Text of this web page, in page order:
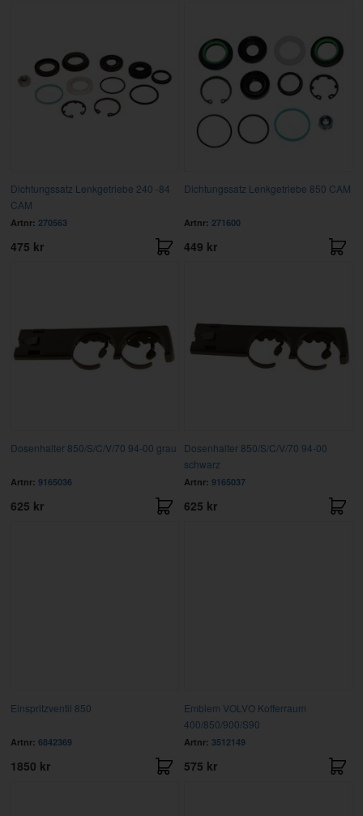
Dichtungssatz Lenkgetriebe 240 -84
CAM
Artnr: 270563
475 kr
Dichtungssatz Lenkgetriebe 850 CAM
Artnr: 271600
449 kr
Dosenhalter 850/S/C/V/70 94-00 grau
Artnr: 9165036
625 kr
Dosenhalter 850/S/C/V/70 94-00
schwarz
Artnr: 9165037
625 kr
Einspritzventil 850
Artnr: 6842369
1850 kr
Emblem VOLVO Kofferraum
400/850/900/S90
Artnr: 3512149
575 kr